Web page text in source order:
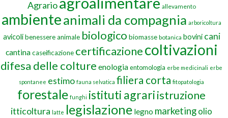
Agrario allevamento
ambienteanimali da compagnia arboricoltura
avicoli benessere animale biologico biomasse botanica bovini cani
cantina caseificazione certificazionecoltivazioni
difesa delle colture enologiaentomologia erbe medicinali erbe
spontanee estimo fauna selvatica filiera corta fitopatologia
forestale funghi istituti agrariistruzione
itticoltura latte legislazione legno marketingolio